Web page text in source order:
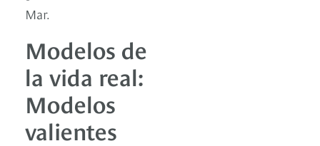
Mar.
Modelos de
la vida real:
Modelos
valientes